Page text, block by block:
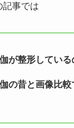
記事では
が整形している
の昔と画像比